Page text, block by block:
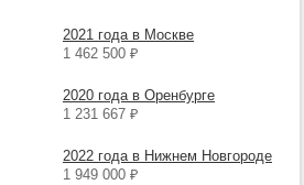
2021 года в Москве
1 462 500 ₽
2020 года в Оренбурге
1 231 667 ₽
2022 года в Нижнем Новгороде
1 949 000 ₽